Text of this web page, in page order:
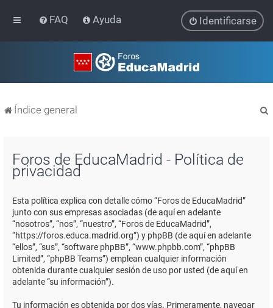
FAQ Ayuda Identificarse
Índice general
Foros de EducaMadrid - Política de
privacidad
Esta política explica con detalle cómo “Foros de EducaMadrid”
junto con sus empresas asociadas (de aquí en adelante
“nosotros”, “nos”, “nuestro”, “Foros de EducaMadrid”,
“https://foros.educa.madrid.org”) y phpBB (de aquí en adelante
“ellos”, “sus”, “software phpBB”, “www.phpbb.com”, “phpBB
Limited”, “phpBB Teams”) emplean cualquier información
obtenida durante cualquier sesión de uso por usted (de aquí en
adelante “su información”).
Tu información es obtenida por dos vías. Primeramente, navegar